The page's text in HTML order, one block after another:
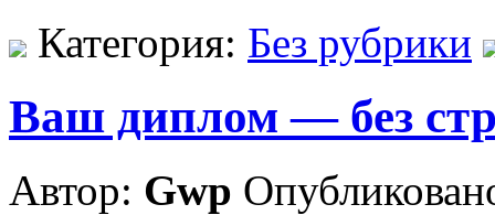
Категория: Без рубрики
Ваш диплом — без
Автор: Gwp